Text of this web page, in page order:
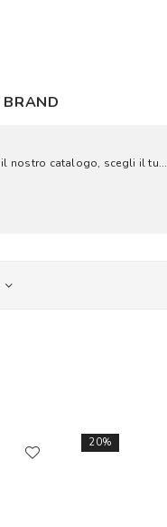
BRAND
il nostro catalogo, scegli il tu...
20%